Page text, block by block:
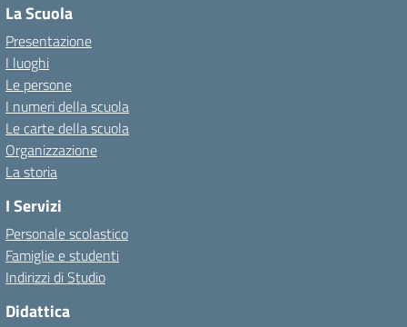
La Scuola
Presentazione
I luoghi
Le persone
I numeri della scuola
Le carte della scuola
Organizzazione
La storia
I Servizi
Personale scolastico
Famiglie e studenti
Indirizzi di Studio
Didattica